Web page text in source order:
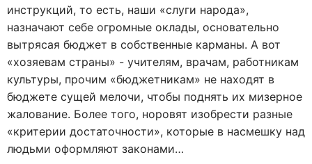
инструкций, то есть, наши «слуги народа»,
назначают себе огромные оклады, основательно
вытрясая бюджет в собственные карманы. А вот
«хозяевам страны» - учителям, врачам, работникам
культуры, прочим «бюджетникам» не находят в
бюджете сущей мелочи, чтобы поднять их мизерное
жалование. Более того, норовят изобрести разные
«критерии достаточности», которые в насмешку над
людьми оформляют законами…